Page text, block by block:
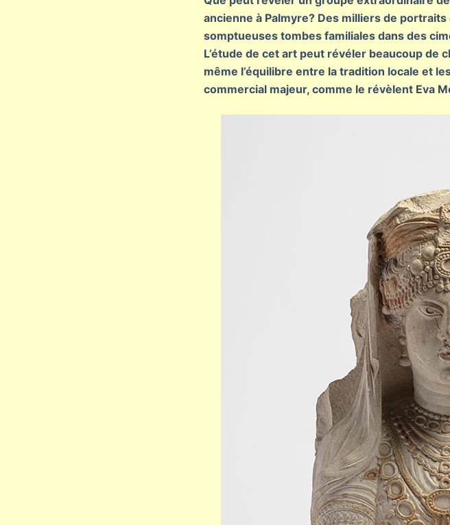
ancienne à Palmyre? Des milliers de
somptueuses tombes familiales dans des
L’étude de cet art peut révéler beaucoup de
même l’équilibre entre la tradition locale et
commercial majeur, comme le révèlent Eva